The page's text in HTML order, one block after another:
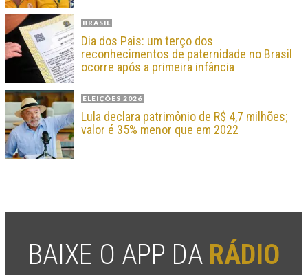
BRASIL
Dia dos Pais: um terço dos
reconhecimentos de paternidade no Brasil
ocorre após a primeira infância
ELEIÇÕES 2026
Lula declara patrimônio de R$ 4,7 milhões;
valor é 35% menor que em 2022
BAIXE O APP DA RÁDIO